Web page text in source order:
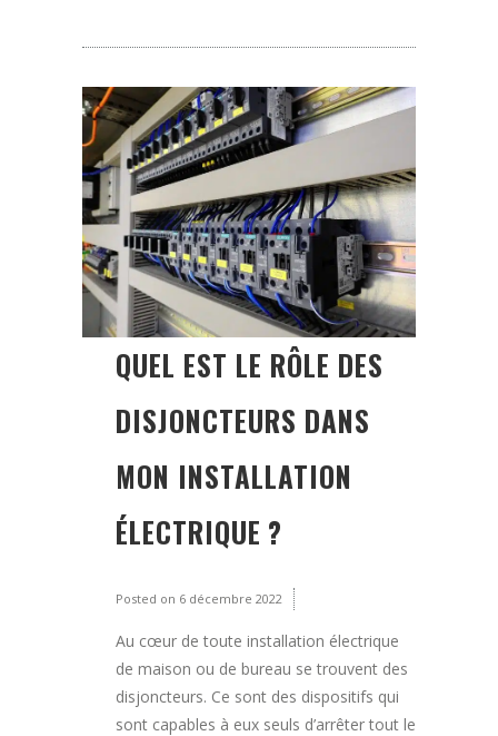
QUEL EST LE RÔLE DES
DISJONCTEURS DANS
MON INSTALLATION
ÉLECTRIQUE ?
Posted on 6 décembre 2022
Au cœur de toute installation électrique
de maison ou de bureau se trouvent des
disjoncteurs. Ce sont des dispositifs qui
sont capables à eux seuls d’arrêter tout le